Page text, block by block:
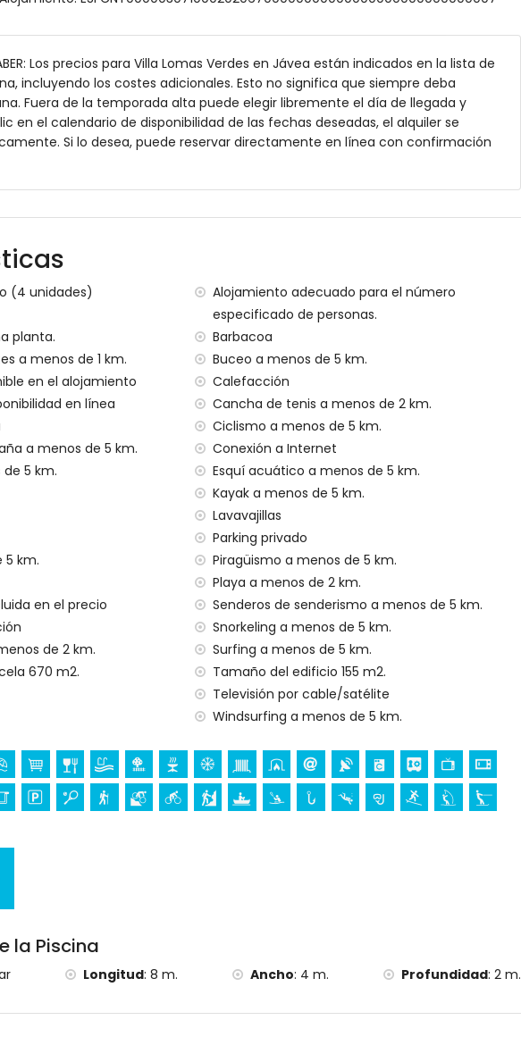
árboles y mobiliario de jardín con tumbonas
comedor exterior
privadas
cercano: Mediterráneo, Jávea (a menos de 2 kilómetros de la villa)
El Arenal, Jávea (a menos de 2 kilómetros de la villa)
Aduanas del Mar, Jávea (a menos de 5 kilómetros de la villa)
Montgó, Jávea (a menos de 5 kilómetros de la villa)
cercano: Alicante (a menos de 100 kilómetros de la villa)
más cercano: Valencia (> 100 kilómetros)
muy adecuado para familias con niños
incluidos en el precio del alquiler de la villa
con tabla de planchar
toallas
y aire acondicionado
con coste adicional
(bajo demanda)
de ocio para sus vacaciones en Jávea, Costa Blanca
(Paseo El Arenal y Jávea) (a menos de 5 kilómetros de la casa)
cultura en Jávea, Costa Blanca
de Jávea, Jávea), iglesia (Virgen de Loreto, Puerto, Jávea), monumento (Pueblo
edificio arquitectónico (Histórico de Jávea, Jávea), lugar histórico (Pueblo de
Viento y Jávea) (a menos de 10 kilómetros del alojamiento)
Real Valencia), castillo (Portal de la Vila y Denia) (a menos de 25 kilómetros del
ciclismo de montaña, ciclismo, escalada, piragüismo, kayak, pesca, buceo,
windsurf y esquí acuático (a menos de 5 kilómetros de la villa)
Jávea) y equitación (a menos de 10 kilómetros de la villa)
Los precios para Villa Lomas Verdes en Jávea están indicados en la lista de
incluyendo los costes adicionales. Esto no significa que siempre deba
Fuera de la temporada alta puede elegir libremente el día de llegada y
en el calendario de disponibilidad de las fechas deseadas, el alquiler se
Si lo desea, puede reservar directamente en línea con confirmación
(4 unidades)
Alojamiento adecuado para el número
especificado de personas.
planta.
Barbacoa
a menos de 1 km.
Buceo a menos de 5 km.
en el alojamiento
Calefacción
en línea
Cancha de tenis a menos de 2 km.
Ciclismo a menos de 5 km.
a menos de 5 km.
Conexión a Internet
5 km.
Esquí acuático a menos de 5 km.
Kayak a menos de 5 km.
Lavavajillas
Parking privado
5 km.
Piragüismo a menos de 5 km.
Playa a menos de 2 km.
en el precio
Senderos de senderismo a menos de 5 km.
Snorkeling a menos de 5 km.
de 2 km.
Surfing a menos de 5 km.
670 m2.
Tamaño del edificio 155 m2.
Televisión por cable/satélite
Windsurfing a menos de 5 km.
la Piscina
Longitud: 8 m. Ancho: 4 m. Profundidad: 2 m.